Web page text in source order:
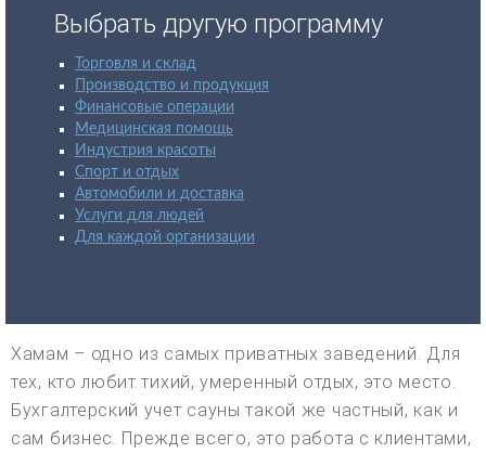
Выбрать другую программу
Торговля и склад
Производство и продукция
Финансовые операции
Медицинская помощь
Индустрия красоты
Спорт и отдых
Автомобили и доставка
Услуги для людей
Для каждой организации
Хамам – одно из самых приватных заведений. Для
тех, кто любит тихий, умеренный отдых, это место.
Бухгалтерский учет сауны такой же частный, как и
сам бизнес. Прежде всего, это работа с клиентами,